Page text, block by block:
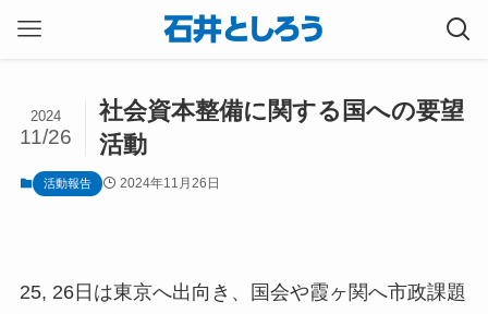
社会資本整備に関する国への要望
活動
2024
11/26
活動報告 2024年11月26日
25, 26日は東京へ出向き、国会や霞ヶ関へ市政課題